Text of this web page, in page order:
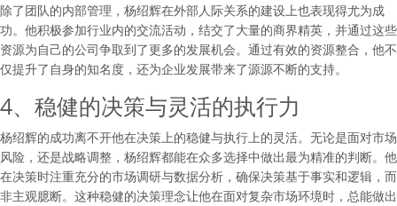
除了团队的内部管理，杨绍辉在外部人际关系的建设上也表现得尤为成
功。他积极参加行业内的交流活动，结交了大量的商界精英，并通过这些
资源为自己的公司争取到了更多的发展机会。通过有效的资源整合，他不
仅提升了自身的知名度，还为企业发展带来了源源不断的支持。
4、稳健的决策与灵活的执行力
杨绍辉的成功离不开他在决策上的稳健与执行上的灵活。无论是面对市场
风险，还是战略调整，杨绍辉都能在众多选择中做出最为精准的判断。他
在决策时注重充分的市场调研与数据分析，确保决策基于事实和逻辑，而
非主观臆断。这种稳健的决策理念让他在面对复杂市场环境时，总能做出